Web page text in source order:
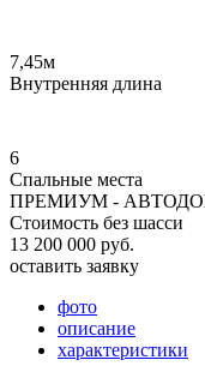
7,45м
Внутренняя длина
6
Спальные места
ПРЕМИУМ -
Стоимость без шасси
13 200 000 руб.
оставить заявку
фото
описание
характеристики